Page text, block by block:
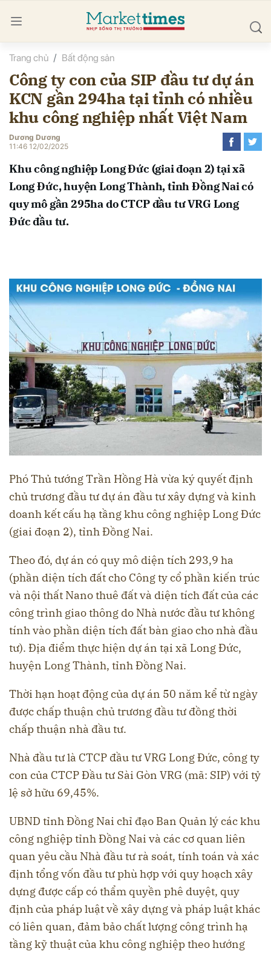
Trang chủ Bất động sản
Công ty con của SIP đầu tư dự án
KCN gần 294ha tại tỉnh có nhiều
khu công nghiệp nhất Việt Nam
Dương Dương
11:46 12/02/2025
Khu công nghiệp Long Đức (giai đoạn 2) tại xã
Long Đức, huyện Long Thành, tỉnh Đồng Nai có
quy mô gần 295ha do CTCP đầu tư VRG Long
Đức đầu tư.
Phó Thủ tướng Trần Hồng Hà vừa ký quyết định
chủ trương đầu tư dự án đầu tư xây dựng và kinh
doanh kết cấu hạ tầng khu công nghiệp Long Đức
(giai đoạn 2), tỉnh Đồng Nai.
Theo đó, dự án có quy mô diện tích 293,9 ha
(phần diện tích đất cho Công ty cổ phần kiến trúc
và nội thất Nano thuê đất và diện tích đất của các
công trình giao thông do Nhà nước đầu tư không
tính vào phần diện tích đất bàn giao cho nhà đầu
tư). Địa điểm thực hiện dự án tại xã Long Đức,
huyện Long Thành, tỉnh Đồng Nai.
Thời hạn hoạt động của dự án 50 năm kể từ ngày
được chấp thuận chủ trương đầu tư đồng thời
chấp thuận nhà đầu tư.
Nhà đầu tư là CTCP đầu tư VRG Long Đức, công ty
con của CTCP Đầu tư Sài Gòn VRG (mã: SIP) với tỷ
lệ sở hữu 69,45%.
UBND tỉnh Đồng Nai chỉ đạo Ban Quản lý các khu
công nghiệp tỉnh Đồng Nai và các cơ quan liên
quan yêu cầu Nhà đầu tư rà soát, tính toán và xác
định tổng vốn đầu tư phù hợp với quy hoạch xây
dựng được cấp có thẩm quyền phê duyệt, quy
định của pháp luật về xây dựng và pháp luật khác
có liên quan, đảm bảo chất lượng công trình hạ
tầng kỹ thuật của khu công nghiệp theo hướng
luận